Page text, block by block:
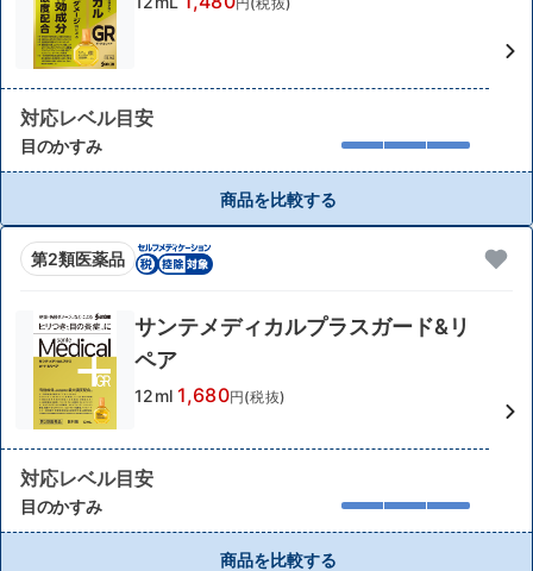
対応レベル目安
目のかすみ
商品を比較する
第2類医薬品
サンテメディカルプラスガード&リ
ペア
12ml 1,680円(税抜)
対応レベル目安
目のかすみ
商品を比較する